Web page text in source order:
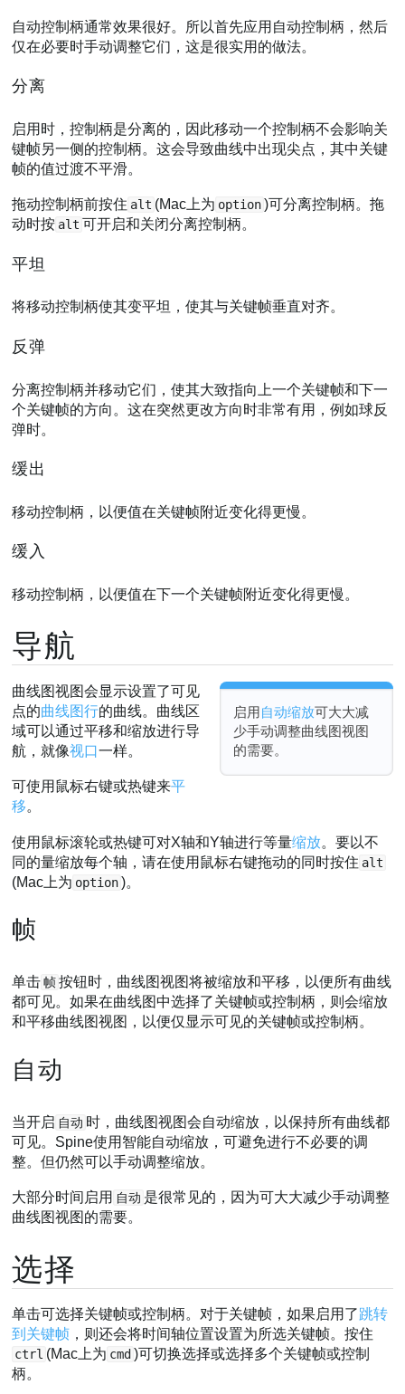
自动控制柄通常效果很好。所以首先应用自动控制柄，然后
仅在必要时手动调整它们，这是很实用的做法。
分离
启用时，控制柄是分离的，因此移动一个控制柄不会影响关
键帧另一侧的控制柄。这会导致曲线中出现尖点，其中关键
帧的值过渡不平滑。
拖动控制柄前按住 alt (Mac上为 option )可分离控制柄。拖
动时按 alt 可开启和关闭分离控制柄。
平坦
将移动控制柄使其变平坦，使其与关键帧垂直对齐。
反弹
分离控制柄并移动它们，使其大致指向上一个关键帧和下一
个关键帧的方向。这在突然更改方向时非常有用，例如球反
弹时。
缓出
移动控制柄，以便值在关键帧附近变化得更慢。
缓入
移动控制柄，以便值在下一个关键帧附近变化得更慢。
导航
启用自动缩放可大大减
少手动调整曲线图视图
的需要。
曲线图视图会显示设置了可见
点的曲线图行的曲线。曲线区
域可以通过平移和缩放进行导
航，就像视口一样。
可使用鼠标右键或热键来平
移。
使用鼠标滚轮或热键可对X轴和Y轴进行等量缩放。要以不
同的量缩放每个轴，请在使用鼠标右键拖动的同时按住 alt
(Mac上为 option )。
帧
单击 帧 按钮时，曲线图视图将被缩放和平移，以便所有曲线
都可见。如果在曲线图中选择了关键帧或控制柄，则会缩放
和平移曲线图视图，以便仅显示可见的关键帧或控制柄。
自动
当开启 自动 时，曲线图视图会自动缩放，以保持所有曲线都
可见。Spine使用智能自动缩放，可避免进行不必要的调
整。但仍然可以手动调整缩放。
大部分时间启用 自动 是很常见的，因为可大大减少手动调整
曲线图视图的需要。
选择
单击可选择关键帧或控制柄。对于关键帧，如果启用了跳转
到关键帧 ，则还会将时间轴位置设置为所选关键帧。按住
ctrl (Mac上为 cmd )可切换选择或选择多个关键帧或控制
柄。